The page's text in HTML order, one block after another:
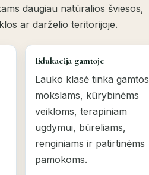
daugiau natūralios šviesos,
ar darželio teritorijoje.
Edukacija gamtoje
Lauko klasė tinka gamtos
mokslams, kūrybinėms
veikloms, terapiniam
ugdymui, būreliams,
renginiams ir patirtinėms
pamokoms.